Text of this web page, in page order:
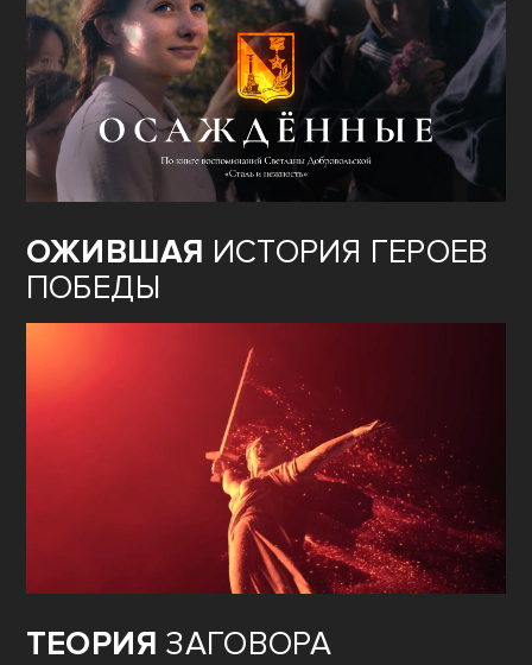
ОЖИВШАЯ ИСТОРИЯ ГЕРОЕВ
ПОБЕДЫ
ТЕОРИЯ ЗАГОВОРА